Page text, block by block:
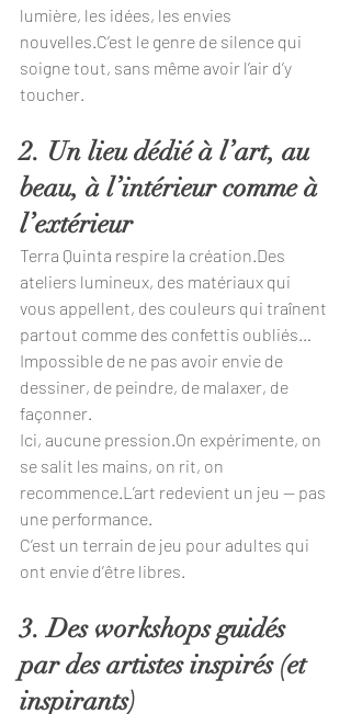
lumière, les idées, les envies
nouvelles.C’est le genre de silence qui
soigne tout, sans même avoir l’air d’y
toucher.
2. Un lieu dédié à l’art, au
beau, à l’intérieur comme à
l’extérieur
Terra Quinta respire la création.Des
ateliers lumineux, des matériaux qui
vous appellent, des couleurs qui traînent
partout comme des confettis oubliés…
Impossible de ne pas avoir envie de
dessiner, de peindre, de malaxer, de
façonner.
Ici, aucune pression.On expérimente, on
se salit les mains, on rit, on
recommence.L’art redevient un jeu — pas
une performance.
C’est un terrain de jeu pour adultes qui
ont envie d’être libres.
3. Des workshops guidés
par des artistes inspirés (et
inspirants)